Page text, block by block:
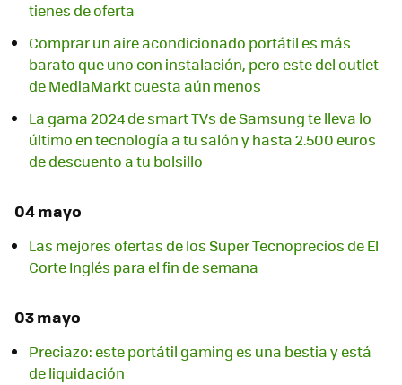
tienes de oferta
Comprar un aire acondicionado portátil es más
barato que uno con instalación, pero este del outlet
de MediaMarkt cuesta aún menos
La gama 2024 de smart TVs de Samsung te lleva lo
último en tecnología a tu salón y hasta 2.500 euros
de descuento a tu bolsillo
04 mayo
Las mejores ofertas de los Super Tecnoprecios de El
Corte Inglés para el fin de semana
03 mayo
Preciazo: este portátil gaming es una bestia y está
de liquidación